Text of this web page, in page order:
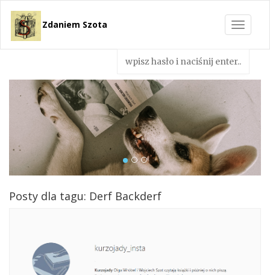
Toggle
Zdaniem Szota
Posty dla tagu: Derf Backderf